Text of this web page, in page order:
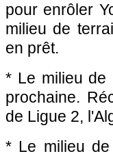
pour enrôler
milieu de
en prêt.
* Le milieu de
prochaine.
de Ligue 2,
* Le milieu